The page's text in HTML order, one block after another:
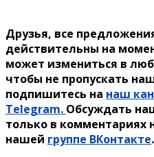
Друзья, все
действительны на
может измениться в
чтобы не пропускать
подпишитесь на наш
Telegram. Обсуждать
только в комментариях
нашей группе ВКонтакте.